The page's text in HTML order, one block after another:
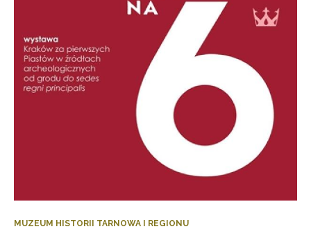
MUZEUM HISTORII TARNOWA I REGIONU